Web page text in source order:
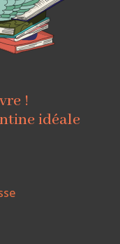
!
idéale